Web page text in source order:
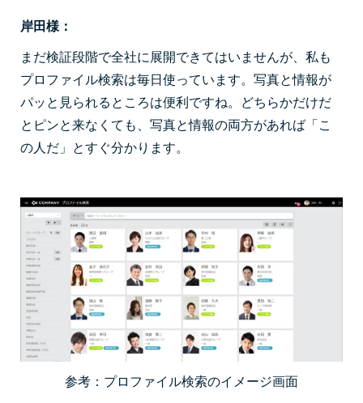
岸田様：
まだ検証段階で全社に展開できてはいませんが、私も
プロファイル検索は毎日使っています。写真と情報が
パッと見られるところは便利ですね。どちらかだけだ
とピンと来なくても、写真と情報の両方があれば「こ
の人だ」とすぐ分かります。
参考：プロファイル検索のイメージ画面